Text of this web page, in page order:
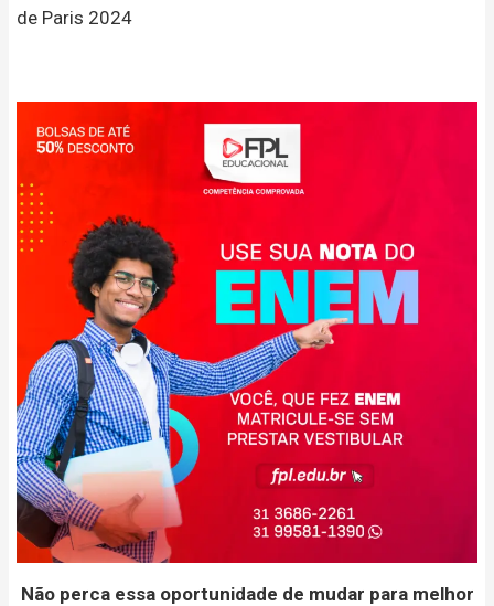
de Paris 2024
Não perca essa oportunidade de mudar para melhor